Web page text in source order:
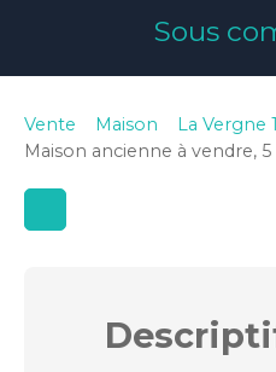
Sous
Vente Maison
La Vergne
Maison ancienne à vendre,